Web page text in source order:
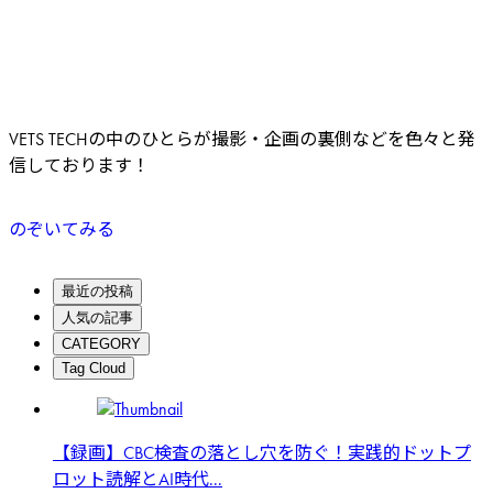
VETS TECHの中のひとらが撮影・企画の裏側などを色々と発
信しております！
のぞいてみる
最近の投稿
人気の記事
CATEGORY
Tag Cloud
【録画】CBC検査の落とし穴を防ぐ！実践的ドットプ
ロット読解とAI時代...